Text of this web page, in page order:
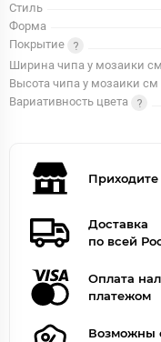
Стиль
Форма
Покрытие
Ширина чипа у мозаики см
Высота чипа у мозаики см
Вариативность цвета
Доставка
по всей
Оплата
платежом
Возможны